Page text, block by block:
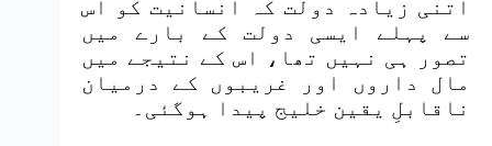
اتنی زیادہ دولت کہ انسانیت کو اس
سے پہلے ایسی دولت کے بارے میں
تصور ہی نہیں تھا، اس کے نتیجے میں
مال داروں اور غریبوں کے درمیان
ناقابلِ یقین خلیج پیدا ہوگئی۔